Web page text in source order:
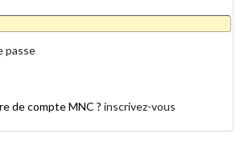
passe
de compte MNC ? inscrivez-vous